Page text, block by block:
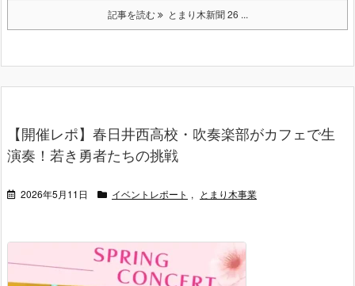
記事を読む とまり木新聞 26 ...
【開催レポ】春日井西高校・吹奏楽部がカフェで生
演奏！若き勇者たちの挑戦
2026年5月11日 イベントレポート , とまり木事業